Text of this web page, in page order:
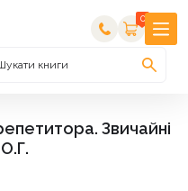
0
книги
Звичайні